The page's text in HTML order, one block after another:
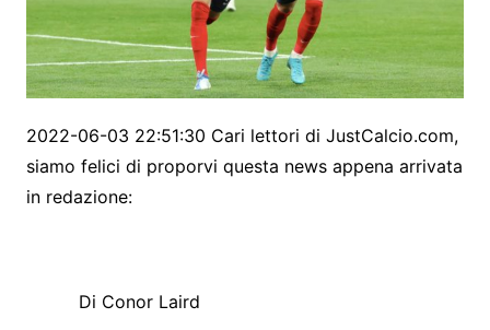
2022-06-03 22:51:30 Cari lettori di JustCalcio.com,
siamo felici di proporvi questa news appena arrivata
in redazione:
Di Conor Laird